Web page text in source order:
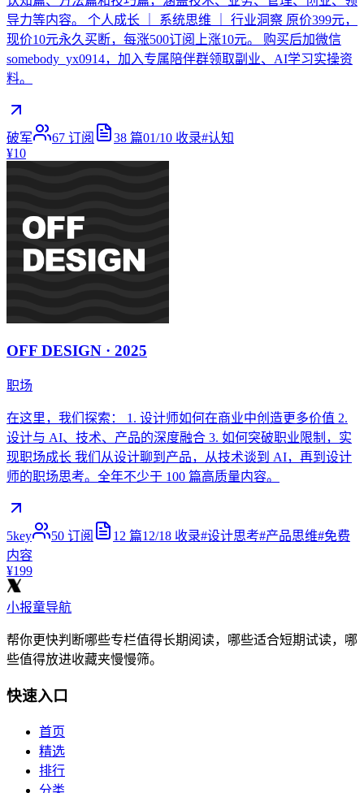
导力等内容。 个人成长 ｜ 系统思维 ｜ 行业洞察 原价399元，
现价10元永久买断，每涨500订阅上涨10元。 购买后加微信
somebody_yx0914，加入专属陪伴群领取副业、AI学习实操资
料。
破军 67 订阅 38 篇01/10 收录#认知
¥10
OFF DESIGN · 2025
职场
在这里，我们探索： 1. 设计师如何在商业中创造更多价值 2.
设计与 AI、技术、产品的深度融合 3. 如何突破职业限制，实
现职场成长 我们从设计聊到产品，从技术谈到 AI，再到设计
师的职场思考。全年不少于 100 篇高质量内容。
5key 50 订阅 12 篇12/18 收录#设计思考#产品思维#免费
内容
¥199
小报童导航
帮你更快判断哪些专栏值得长期阅读，哪些适合短期试读，哪
些值得放进收藏夹慢慢筛。
快速入口
首页
精选
排行
分类